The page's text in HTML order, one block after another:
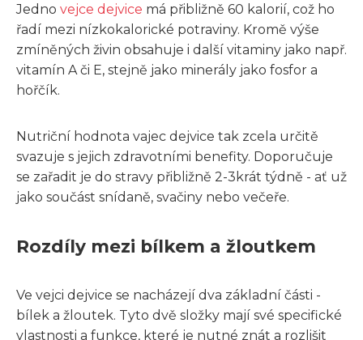
Jedno vejce dejvice má přibližně 60 kalorií, což ho
řadí mezi nízkokalorické potraviny. Kromě výše
zmíněných živin obsahuje i další vitaminy jako např.
vitamín A či E, stejně jako minerály jako fosfor a
hořčík.
Nutriční hodnota vajec dejvice tak zcela určitě
svazuje s jejich zdravotními benefity. Doporučuje
se zařadit je do stravy přibližně 2-3krát týdně - ať už
jako součást snídaně, svačiny nebo večeře.
Rozdíly mezi bílkem a žloutkem
Ve vejci dejvice se nacházejí dva základní části -
bílek a žloutek. Tyto dvě složky mají své specifické
vlastnosti a funkce, které je nutné znát a rozlišit